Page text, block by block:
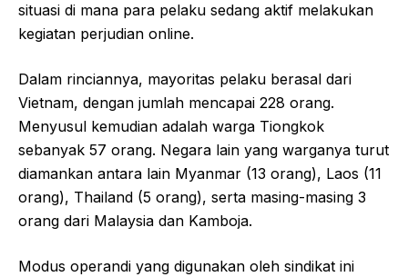
situasi di mana para pelaku sedang aktif melakukan
kegiatan perjudian online.
Dalam rinciannya, mayoritas pelaku berasal dari
Vietnam, dengan jumlah mencapai 228 orang.
Menyusul kemudian adalah warga Tiongkok
sebanyak 57 orang. Negara lain yang warganya turut
diamankan antara lain Myanmar (13 orang), Laos (11
orang), Thailand (5 orang), serta masing-masing 3
orang dari Malaysia dan Kamboja.
Modus operandi yang digunakan oleh sindikat ini